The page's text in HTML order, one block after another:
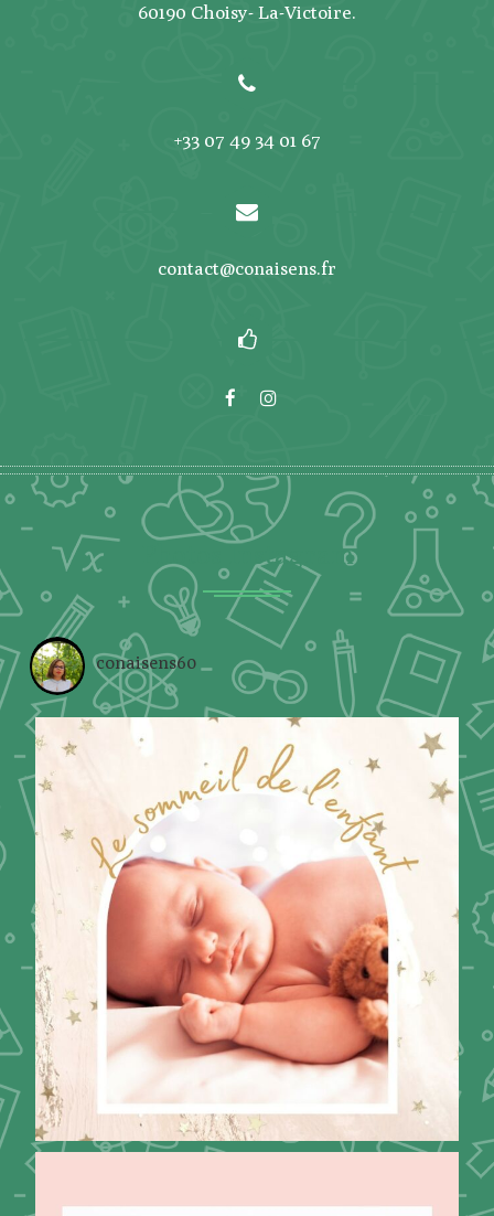
60190 Choisy- La-Victoire.
+33 07 49 34 01 67
contact@conaisens.fr
Photos Instagram
conaisens60